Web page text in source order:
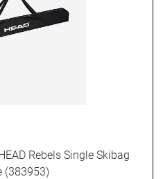
Rebels Single Skibag
(383953)